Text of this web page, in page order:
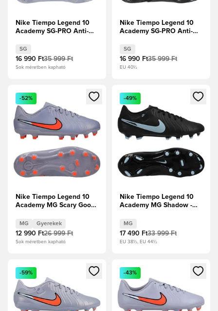
Nike Tiempo Legend 10
Academy SG-PRO Anti-
Eclipse/Fekete
SG
16 990 Ft35 999 Ft
Sok méretben kapható
Nike Tiempo Legend 10
Academy SG-PRO Anti-
Fekete/Jégkék
SG
16 990 Ft35 999 Ft
EU 40½
Megnyit egy modált a bejelentkezéshez vagy a tagként
-52%
Nike Tiempo Legend 10
Academy MG Scary Good
Gyerek
MG Gyerekek
12 990 Ft26 999 Ft
Sok méretben kapható
Megnyit egy modált a
-49%
Nike Tiempo Legend 10
Academy MG Shadow -
MG
17 490 Ft33 999 Ft
EU 38½, EU 44½
Megnyit egy modált a bejelentkezéshez vagy a tagként
-59%
Megnyit egy modált a
-43%